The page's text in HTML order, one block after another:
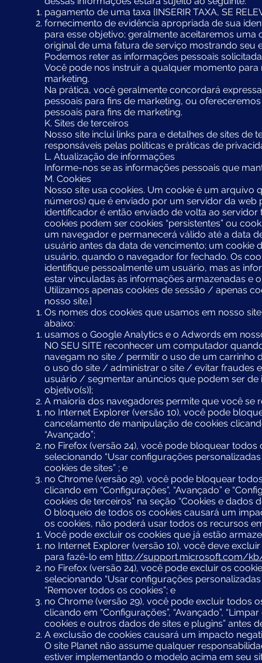
pagamento de uma taxa {INSERIR TAXA, SE
fornecimento de evidência apropriada de sua
para esse objetivo; geralmente aceitaremos
original de uma fatura de serviço mostrando seu
Podemos reter as informações pessoais
Você pode nos instruir a qualquer momento
marketing.
Na prática, você geralmente concordará
pessoais para fins de marketing, ou
pessoais para fins de marketing.
K. Sites de terceiros
Nosso site inclui links para e detalhes de sites
responsáveis pelas políticas e práticas de
L. Atualização de informações
Informe-nos se as informações pessoais que
M. Cookies
Nosso site usa cookies. Um cookie é um
números) que é enviado por um servidor da
identificador é então enviado de volta ao
cookies podem ser cookies “persistentes” ou
um navegador e permanecerá válido até a data
usuário antes da data de vencimento; um cookie
usuário, quando o navegador for fechado. Os
identifique pessoalmente um usuário, mas as
estar vinculadas às informações armazenadas e
Utilizamos apenas cookies de sessão / apenas
nosso site.}
Os nomes dos cookies que usamos em nosso
abaixo:
usamos o Google Analytics e o Adwords em
NO SEU SITE reconhecer um computador
navegam no site / permitir o uso de um carrinho
o uso do site / administrar o site / evitar fraudes
usuário / segmentar anúncios que podem ser
objetivo(s)};
A maioria dos navegadores permite que você se
no Internet Explorer (versão 10), você pode
cancelamento de manipulação de cookies
“Avançado”;
no Firefox (versão 24), você pode bloquear todos
selecionando “Usar configurações
cookies de sites” ; e
no Chrome (versão 29), você pode bloquear
clicando em “Configurações”, “Avançado” e
cookies de terceiros” na seção “Cookies e dados
O bloqueio de todos os cookies causará um
os cookies, não poderá usar todos os recursos
Você pode excluir os cookies que já estão
no Internet Explorer (versão 10), você deve
para fazê-lo em http://support.microsoft.com/
no Firefox (versão 24), você pode excluir os
selecionando “Usar configurações
“Remover todos os cookies”; e
no Chrome (versão 29), você pode excluir todos
clicando em “Configurações”, “Avançado”,
cookies e outros dados de sites e plugins” antes
A exclusão de cookies causará um impacto
O site Planet não assume qualquer
estiver implementando o modelo acima em seu